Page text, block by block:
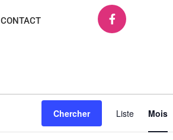
CONTACT
Chercher
de
Liste Mois